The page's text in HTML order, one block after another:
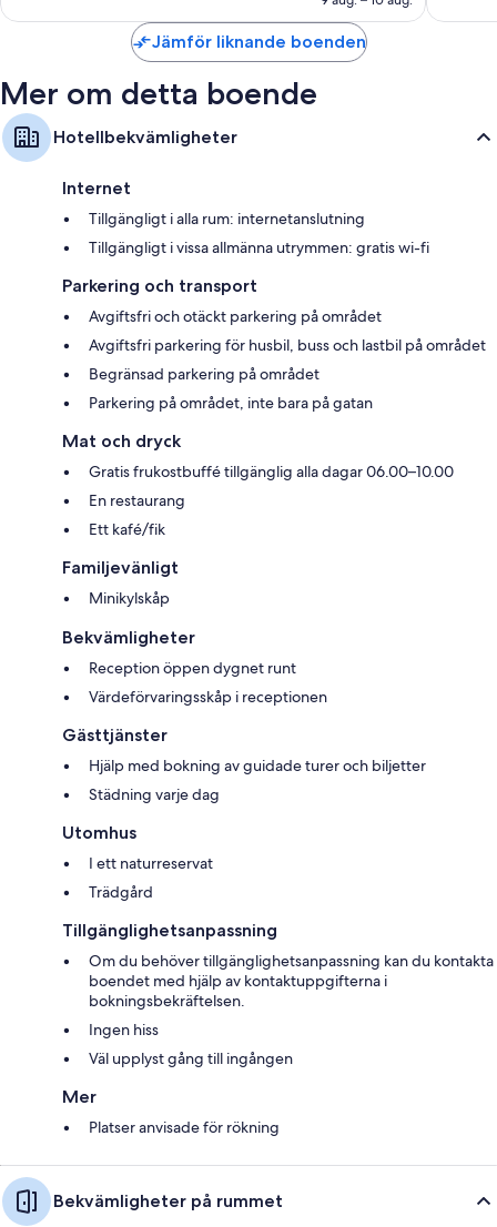
Jämför liknande boenden
Mer om detta boende
Hotellbekvämligheter
Internet
Tillgängligt i alla rum: internetanslutning
Tillgängligt i vissa allmänna utrymmen: gratis wi-fi
Parkering och transport
Avgiftsfri och otäckt parkering på området
Avgiftsfri parkering för husbil, buss och lastbil på området
Begränsad parkering på området
Parkering på området, inte bara på gatan
Mat och dryck
Gratis frukostbuffé tillgänglig alla dagar 06.00–10.00
En restaurang
Ett kafé/fik
Familjevänligt
Minikylskåp
Bekvämligheter
Reception öppen dygnet runt
Värdeförvaringsskåp i receptionen
Gästtjänster
Hjälp med bokning av guidade turer och biljetter
Städning varje dag
Utomhus
I ett naturreservat
Trädgård
Tillgänglighetsanpassning
Om du behöver tillgänglighetsanpassning kan du kontakta
boendet med hjälp av kontaktuppgifterna i
bokningsbekräftelsen.
Ingen hiss
Väl upplyst gång till ingången
Mer
Platser anvisade för rökning
Bekvämligheter på rummet